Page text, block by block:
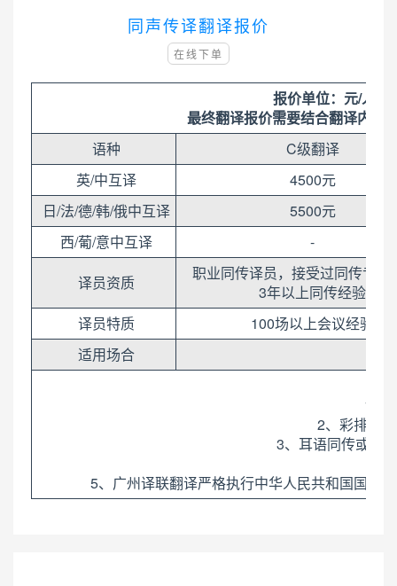
同声传译翻译报价
在线下单
报价单位：元/人/
最终翻译报价需要结合翻译内容
语种
C级翻译
英/中互译
4500元
日/法/德/韩/俄中互译
5500元
西/葡/意中互译
-
译员资质
职业同传译员，接受过同传专业
3年以上同传经验
译员特质
100场以上会议经验
适用场合
1、
2、彩排收
3、耳语同传或小
5、广州译联翻译严格执行中华人民共和国国家